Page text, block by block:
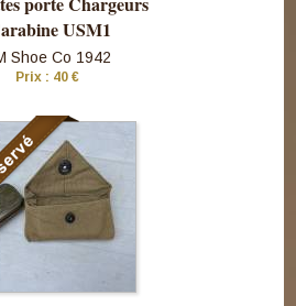
cette pièce
USM1
Shoe Co 1942
Prix : 40 €